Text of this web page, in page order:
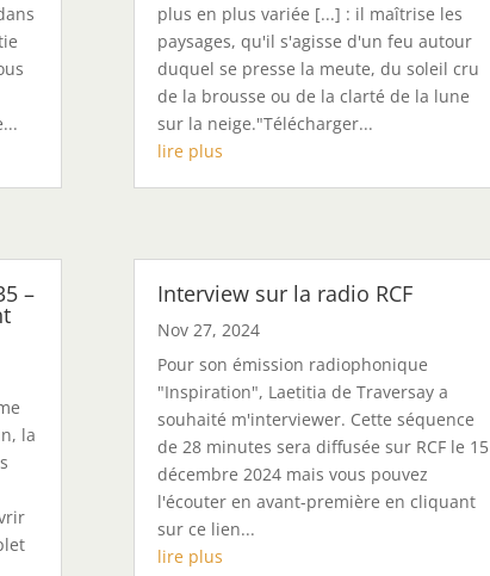
–
la
plus en plus variée [...] : il maîtrise les
paysages, qu'il s'agisse d'un feu autour
duquel se presse la meute, du soleil cru
de la brousse ou de la clarté de la lune
sur la neige."Télécharger...
lire plus
Interview sur la radio RCF
Nov 27, 2024
Pour son émission radiophonique
"Inspiration", Laetitia de Traversay a
souhaité m'interviewer. Cette séquence
de 28 minutes sera diffusée sur RCF le 15
décembre 2024 mais vous pouvez
l'écouter en avant-première en cliquant
sur ce lien...
lire plus